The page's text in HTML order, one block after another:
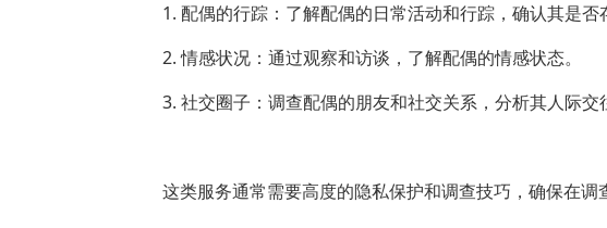
1. 配偶的行踪：了解配偶的日常活动和行踪，确认其是否
2. 情感状况：通过观察和访谈，了解配偶的情感状态。
3. 社交圈子：调查配偶的朋友和社交关系，分析其人际交
这类服务通常需要高度的隐私保护和调查技巧，确保在调